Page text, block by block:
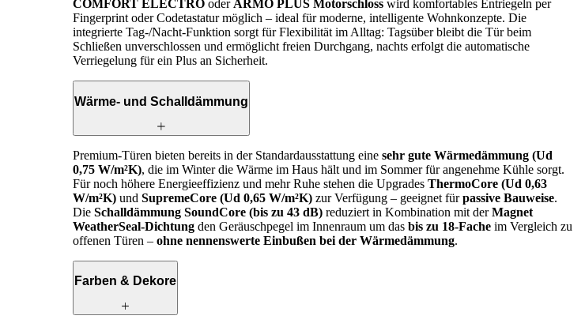
COMFORT ELECTRO oder ARMO PLUS Motorschloss wird komfortables Entriegeln per
Fingerprint oder Codetastatur möglich – ideal für moderne, intelligente Wohnkonzepte. Die
integrierte Tag-/Nacht-Funktion sorgt für Flexibilität im Alltag: Tagsüber bleibt die Tür beim
Schließen unverschlossen und ermöglicht freien Durchgang, nachts erfolgt die automatische
Verriegelung für ein Plus an Sicherheit.
Wärme- und Schalldämmung
Premium-Türen bieten bereits in der Standardausstattung eine sehr gute Wärmedämmung (Ud
0,75 W/m²K), die im Winter die Wärme im Haus hält und im Sommer für angenehme Kühle sorgt.
Für noch höhere Energieeffizienz und mehr Ruhe stehen die Upgrades ThermoCore (Ud 0,63
W/m²K) und SupremeCore (Ud 0,65 W/m²K) zur Verfügung – geeignet fürpassive Bauweise.
Die Schalldämmung SoundCore (bis zu 43 dB) reduziert in Kombination mit derMagnet
WeatherSeal-Dichtung den Geräuschpegel im Innenraum um das bis zu 18-Fache im Vergleich zu
offenen Türen – ohne nennenswerte Einbußen bei der Wärmedämmung.
Farben & Dekore